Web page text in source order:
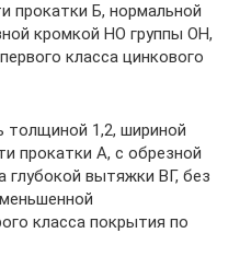
прокатки Б, нормальной
кромкой НО группы ОН,
класса цинкового
толщиной 1,2, шириной
прокатки А, с обрезной
глубокой вытяжки ВГ, без
класса покрытия по